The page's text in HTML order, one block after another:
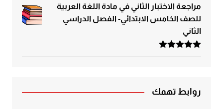
مراجعة الاختبار الثاني في مادة اللغة العربية
للصف الخامس الابتدائي- الفصل الدراسي
الثاني
تم التقييم
روابط تهمك